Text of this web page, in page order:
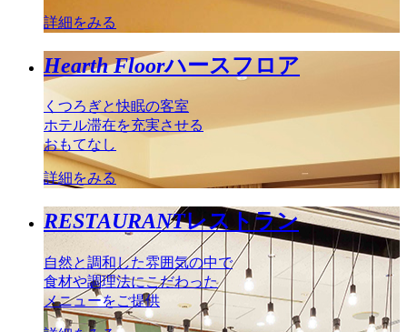
詳細をみる
Hearth Floorハースフロア
くつろぎと快眠の客室
ホテル滞在を充実させる
おもてなし
詳細をみる
RESTAURANTレストラン
自然と調和した雰囲気の中で
食材や調理法にこだわった
メニューをご提供